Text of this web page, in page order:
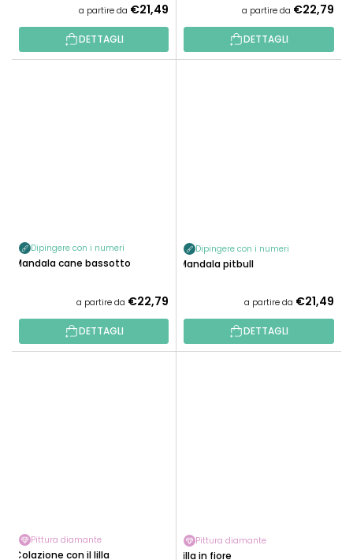
a partire da €21,49
DETTAGLI
a partire da €22,79
DETTAGLI
Dipingere con i numeri
Mandala cane bassotto
a partire da €22,79
DETTAGLI
Dipingere con i numeri
Mandala pitbull
a partire da €21,49
DETTAGLI
Pittura diamante
Colazione con il lilla
Pittura diamante
Lilla in fiore